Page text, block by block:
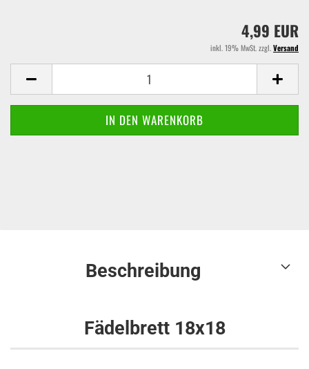
4,99 EUR
inkl. 19% MwSt. zzgl.Versand
Beschreibung
Fädelbrett 18x18